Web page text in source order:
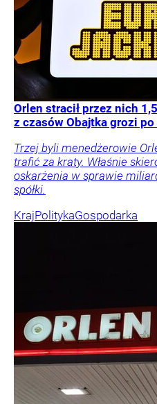
Orlen stracił przez nich
z czasów Obajtka grozi
Trzej byli menedżerowie
trafić za kraty. Właśnie
oskarżenia w sprawie
spółki.
KrajPolitykaGospodarka